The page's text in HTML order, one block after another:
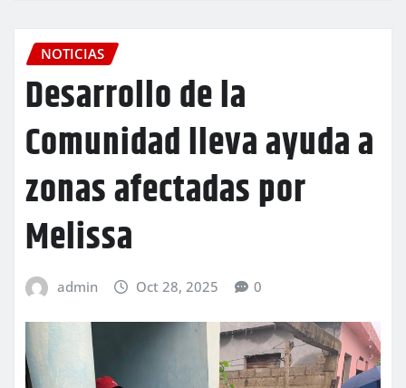
NOTICIAS
Desarrollo de la
Comunidad lleva ayuda a
zonas afectadas por
Melissa
admin Oct 28, 2025 0